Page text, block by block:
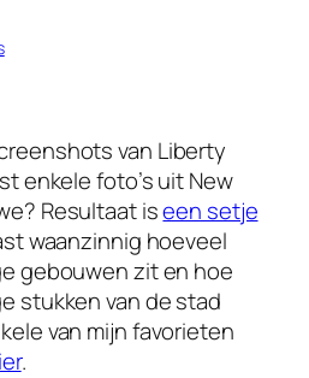
van Liberty
enkele foto’s uit New
? Resultaat iseen setje
waanzinnig hoeveel
gebouwen zit en hoe
stukken van de stad
van mijn favorieten
.